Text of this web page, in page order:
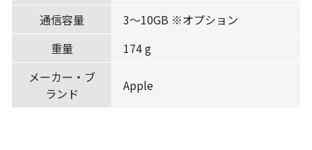
通信容量
3〜10GB ※オプション
重量
174 g
メーカー・ブ
ランド
Apple